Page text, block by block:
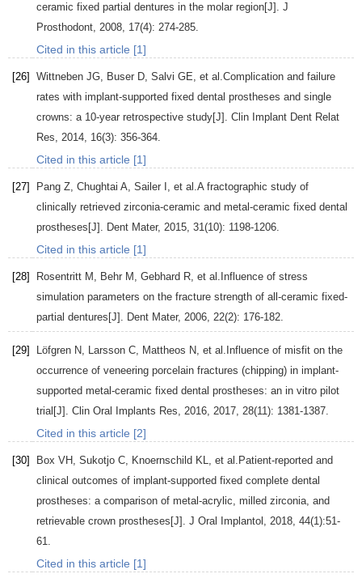
ceramic fixed partial dentures in the molar region[J]. J
Prosthodont, 2008, 17(4): 274-285.
Cited in this article [1]
[26] Wittneben JG, Buser D, Salvi GE, et al.Complication and failure
rates with implant-supported fixed dental prostheses and single
crowns: a 10-year retrospective study[J]. Clin Implant Dent Relat
Res, 2014, 16(3): 356-364.
Cited in this article [1]
[27] Pang Z, Chughtai A, Sailer , et al.A fractographic study of
clinically retrieved zirconia-ceramic and metal-ceramic fixed dental
prostheses[J]. Dent Mater, 2015, 31(10): 1198-1206.
Cited in this article [1]
[28] Rosentritt M , Behr M , Gebhard R, et al.Influence of stress
simulation parameters on the fracture strength of all-ceramic fixed-
partial dentures[J]. Dent Mater, 2006, 22(2): 176-182.
[29] Löfgren N, Larsson C, Mattheos N, et al.Influence of misfit on the
occurrence of veneering porcelain fractures (chipping) in implant-
supported metal-ceramic fixed dental prostheses: an in vitro pilot
trial[J]. Clin Oral Implants Res, 2016, 2017, 28(11): 1381-1387.
Cited in this article [2]
[30] Box VH , Sukotjo C, Knoernschild KL, et al.Patient-reported and
clinical outcomes of implant-supported fixed complete dental
prostheses: a comparison of metal-acrylic, milled zirconia, and
retrievable crown prostheses[J]. J Oral Implantol , 2018, 44(1):51-
61.
Cited in this article [1]